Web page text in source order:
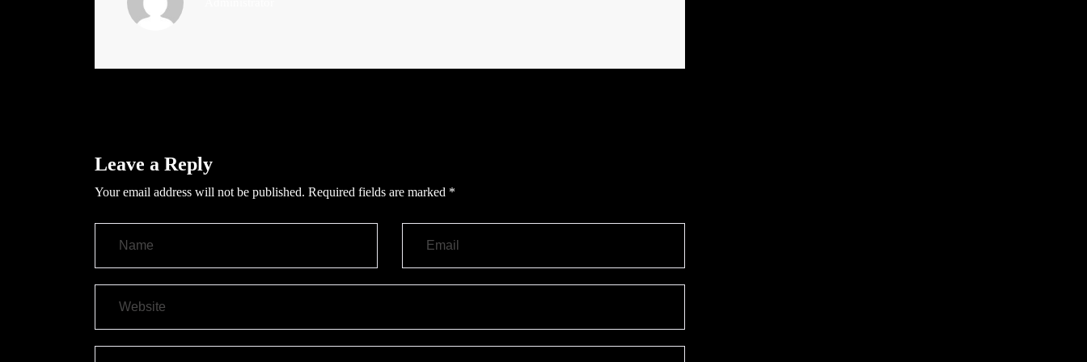
Leave a Reply
Your email address will not be published. Required fields are marked *